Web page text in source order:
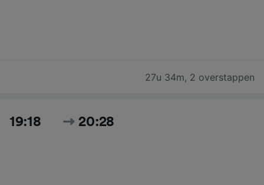
27u 34m, 2 overstappen
19:18 20:28